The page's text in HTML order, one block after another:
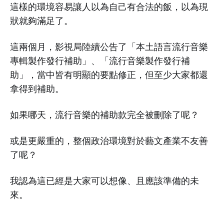
這樣的環境容易讓人以為自己有合法的飯，以為現
狀就夠滿足了。
這兩個月，影視局陸續公告了「本土語言流行音樂
專輯製作發行補助」、「流行音樂製作發行補
助」，當中皆有明顯的要點修正，但至少大家都還
拿得到補助。
如果哪天，流行音樂的補助款完全被刪除了呢？
或是更嚴重的，整個政治環境對於藝文產業不友善
了呢？
我認為這已經是大家可以想像、且應該準備的未
來。